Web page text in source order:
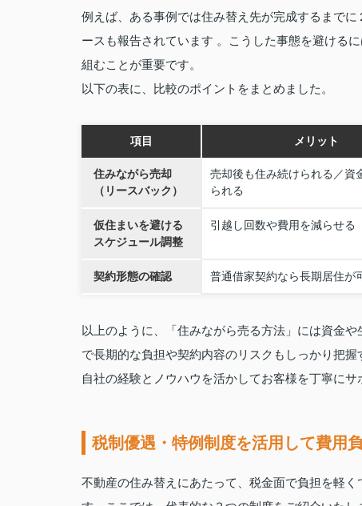
例えば、ある事例では住み替え先が完成するまで
ースも報告されています 。こうした事態を避ける
組むことが重要です。
以下の表に、比較のポイントをまとめました。
項目 メリット
住みながら売却
（リースバック）
売却後も住み続けられる／資
られる
仮住まいを避ける
スケジュール調整
引越し回数や費用を減らせる
契約形態の確認 普通借家契約なら長期居住が
以上のように、「住みながら売る方法」には資金
で長期的な負担や契約内容のリスクもしっかり把
自社の経験とノウハウを活かしてお客様を丁寧にサ
税制優遇・特例制度を活用して費用
不動産の住み替えにあたって、税金面で負担を軽